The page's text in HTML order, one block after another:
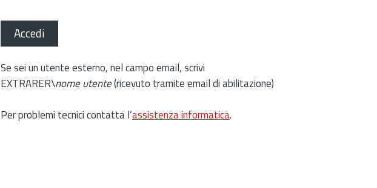
Accedi
Se sei un utente esterno, nel campo email, scrivi
EXTRARER\nome utente(ricevuto tramite email di abilitazione)
Per problemi tecnici contatta l’assistenza informatica.